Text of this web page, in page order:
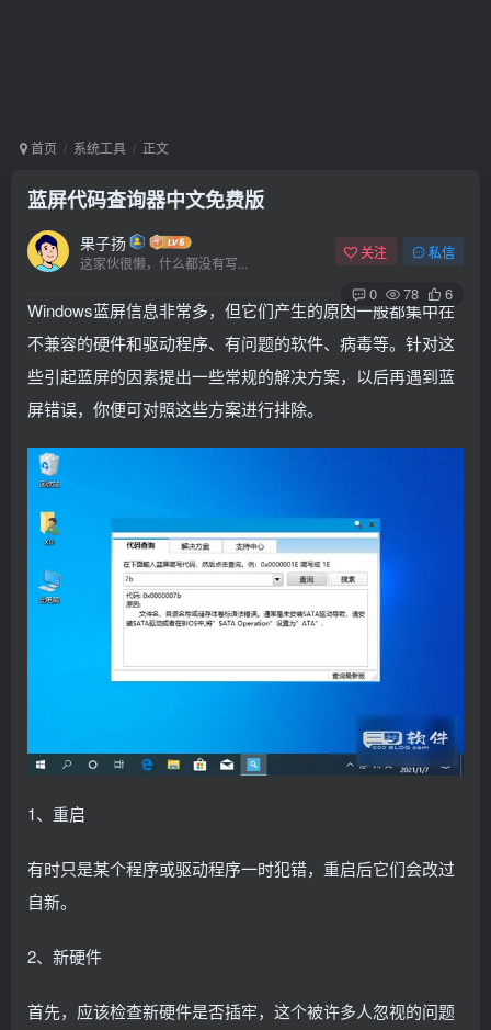
首页 系统工具 正文
蓝屏代码查询器中文免费版
果子扬
这家伙很懒，什么都没有写...
关注 私信
0 78 6
Windows蓝屏信息非常多，但它们产生的原因一般都集中在
不兼容的硬件和驱动程序、有问题的软件、病毒等。针对这
些引起蓝屏的因素提出一些常规的解决方案，以后再遇到蓝
屏错误，你便可对照这些方案进行排除。
1、重启
有时只是某个程序或驱动程序一时犯错，重启后它们会改过
自新。
2、新硬件
首先，应该检查新硬件是否插牢，这个被许多人忽视的问题